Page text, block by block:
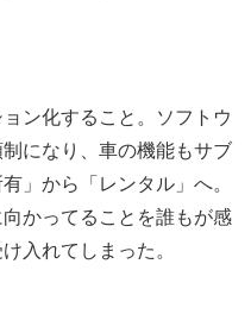
ン化すること。ソフトウ
になり、車の機能もサブ
」から「レンタル」へ。
かってることを誰もが感
入れてしまった。